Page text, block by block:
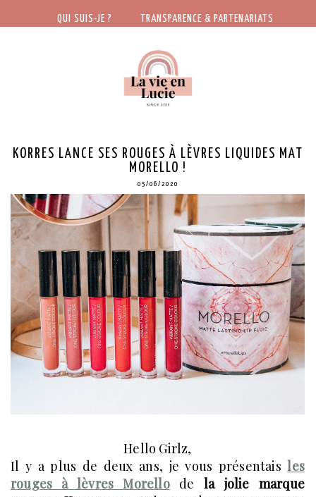
KORRES LANCE SES ROUGES À LÈVRES LIQUIDES MAT
MORELLO !
05/06/2020
Hello Girlz,
Il y a plus de deux ans, je vous présentaisles
rouges à lèvres Morellode la jolie marque
QUI SUIS-JE ? TRANSPARENCE & PARTENARIATS